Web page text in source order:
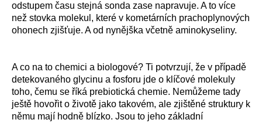
odstupem času stejná sonda zase napravuje. A to více
než stovka molekul, které v kometárních prachoplynových
ohonech zjišťuje. A od nynějška včetně aminokyseliny.
A co na to chemici a biologové? Ti potvrzují, že v případě
detekovaného glycinu a fosforu jde o klíčové molekuly
toho, čemu se říká prebiotická chemie. Nemůžeme tady
ještě hovořit o životě jako takovém, ale zjištěné struktury k
němu mají hodně blízko. Jsou to jeho základní